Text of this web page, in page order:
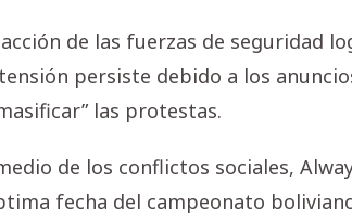
acción de las fuerzas de seguridad
persiste debido a los
las protestas.
de los conflictos sociales,
fecha del campeonato